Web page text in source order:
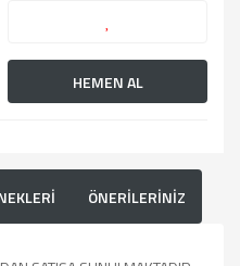
HEMEN AL
ÖNERİLERİNİZ